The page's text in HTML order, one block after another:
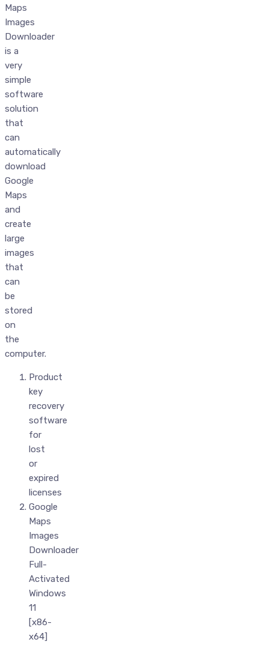
Maps
Images
Downloader
is a
very
simple
software
solution
that
can
automatically
download
Google
Maps
and
create
large
images
that
can
be
stored
on
the
computer.
Product
key
recovery
software
for
lost
or
expired
licenses
Google
Maps
Images
Downloader
Full-
Activated
Windows
11
[x86-
x64]